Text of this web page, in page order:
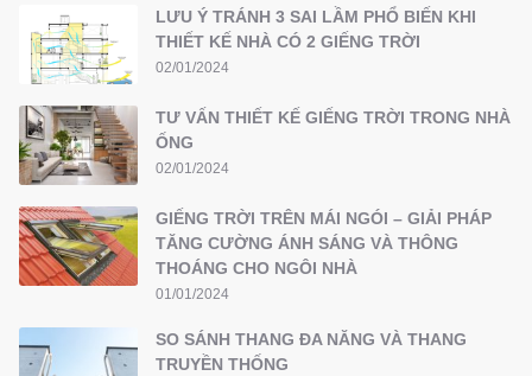
LƯU Ý TRÁNH 3 SAI LẦM PHỔ BIẾN KHI
THIẾT KẾ NHÀ CÓ 2 GIẾNG TRỜI
02/01/2024
TƯ VẤN THIẾT KẾ GIẾNG TRỜI TRONG NHÀ
ỐNG
02/01/2024
GIẾNG TRỜI TRÊN MÁI NGÓI – GIẢI PHÁP
TĂNG CƯỜNG ÁNH SÁNG VÀ THÔNG
THOÁNG CHO NGÔI NHÀ
01/01/2024
SO SÁNH THANG ĐA NĂNG VÀ THANG
TRUYỀN THỐNG